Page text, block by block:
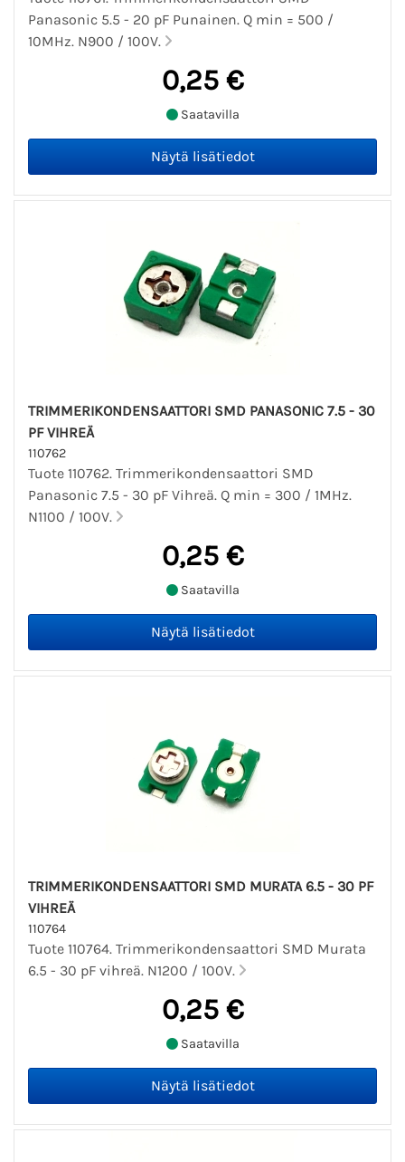
Panasonic 5.5 - 20 pF Punainen. Q min = 500 /
10MHz. N900 / 100V.
0,25 €
Saatavilla
TRIMMERIKONDENSAATTORI SMD PANASONIC 7.5 - 30
PF VIHREÄ
110762
Tuote 110762. Trimmerikondensaattori SMD
Panasonic 7.5 - 30 pF Vihreä. Q min = 300 / 1MHz.
N1100 / 100V.
0,25 €
Saatavilla
TRIMMERIKONDENSAATTORI SMD MURATA 6.5 - 30 PF
VIHREÄ
110764
Tuote 110764. Trimmerikondensaattori SMD Murata
6.5 - 30 pF vihreä. N1200 / 100V.
0,25 €
Saatavilla